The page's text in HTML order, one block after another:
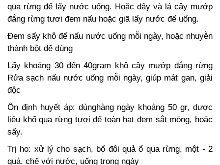
qua rừng để lấy nước uống. Hoặc dây và lá cây mướp
đắng rừng tươi đem nấu hoặc giã lấy nước để uống.
Đem sấy khô để nấu nước uống mỗi ngày, hoặc nhuyễn
thành bột để dùng
Lấy khoảng 30 đến 40gram khô cây mướp đắng rừng
Rửa sạch nấu nước uống mỗi ngày, giúp mát gan, giải
độc
Ổn định huyết áp: dùnghàng ngày khoảng 50 gr, dược
liệu khổ qua rừng tươi để toàn hạt đem sắt mỏng, hoặc
sấy.
Trị ho: xử lý cho sạch, bổ đôi quả ổ qua rừng, một - 2
quả. chế với nước, uống trong ngày